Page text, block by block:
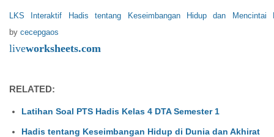
LKS Interaktif Hadis tentang Keseimbangan Hidup dan Mencintai
by cecepgaos
liveworksheets.com
RELATED:
Latihan Soal PTS Hadis Kelas 4 DTA Semester 1
Hadis tentang Keseimbangan Hidup di Dunia dan Akhirat